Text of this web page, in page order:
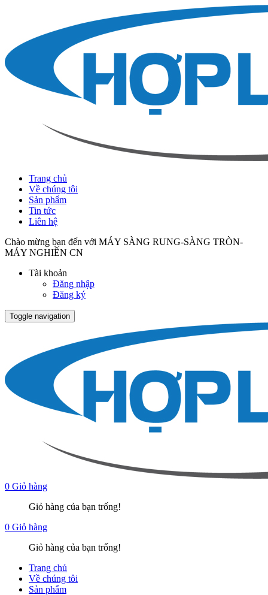
Trang chủ
Về chúng tôi
Sản phẩm
Tin tức
Liên hệ
Chào mừng bạn đến với MÁY SÀNG RUNG-SÀNG TRÒN-
MÁY NGHIỀN CN
Tài khoản
Đăng nhập
Đăng ký
Toggle navigation
0 Giỏ hàng
Giỏ hàng của bạn trống!
0 Giỏ hàng
Giỏ hàng của bạn trống!
Trang chủ
Về chúng tôi
Sản phẩm